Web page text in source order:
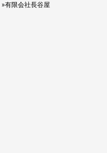
»有限会社長谷屋